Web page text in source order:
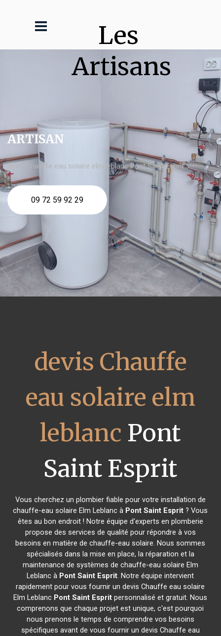
Les
Artisans
ARTISAN
devis Chauffe eau solaire elm leblanc Pont Saint Esprit
09 72 59 92 29
devis Chauffe
eau solaire elm
leblanc Pont
Saint Esprit
Vous cherchez un plombier fiable pour votre installation de
chauffe-eau solaire Elm Leblanc à Pont Saint Esprit ? Vous
êtes au bon endroit ! Notre équipe d'experts en plomberie
propose des services de qualité pour répondre à vos
besoins en matière de chauffe-eau solaire. Nous sommes
spécialisés dans la mise en place, la réparation et la
maintenance de systèmes de chauffe-eau solaire Elm
Leblanc à Pont Saint Esprit. Notre équipe intervient
rapidement pour vous fournir un devis Chauffe eau solaire
Elm Leblanc Pont Saint Esprit personnalisé et gratuit. Nous
comprenons que chaque projet est unique, c'est pourquoi
nous prenons le temps de comprendre vos besoins
spécifiques avant de vous fournir un devis Chauffe eau